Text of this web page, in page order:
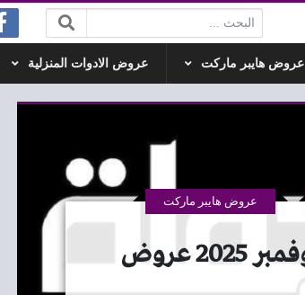
البحث:
عروض هايبر ماركت عروض الادوات المنزلية
عروض بيت الجملة الثلاثاء 18 نوفمبر 2025 عروض
عروض هايبر ماركت